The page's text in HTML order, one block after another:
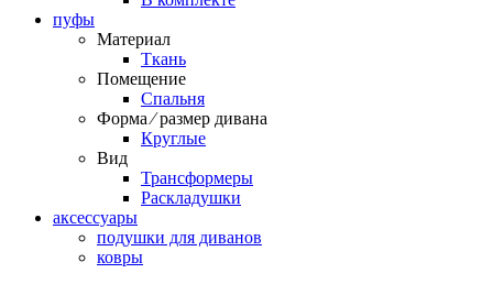
пуфы
Материал
Ткань
Помещение
Спальня
Форма ⁄ размер дивана
Круглые
Вид
Трансформеры
Раскладушки
аксессуары
подушки для диванов
ковры